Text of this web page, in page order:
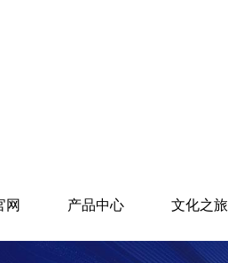
网 产品中心 文化之旅